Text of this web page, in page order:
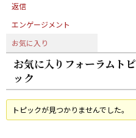
返信
エンゲージメント
お気に入り
お気に入りフォーラムトピ
ック
トピックが見つかりませんでした。